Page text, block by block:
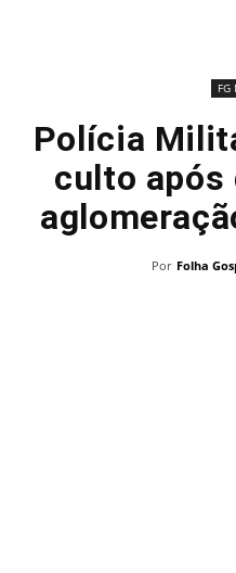
FG
Polícia
culto após
Por Folha